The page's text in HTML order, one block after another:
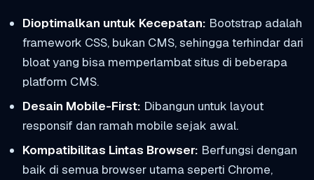
Dioptimalkan untuk Kecepatan: Bootstrap adalah
framework CSS, bukan CMS, sehingga terhindar dari
bloat yang bisa memperlambat situs di beberapa
platform CMS.
Desain Mobile-First: Dibangun untuk layout
responsif dan ramah mobile sejak awal.
Kompatibilitas Lintas Browser: Berfungsi dengan
baik di semua browser utama seperti Chrome,